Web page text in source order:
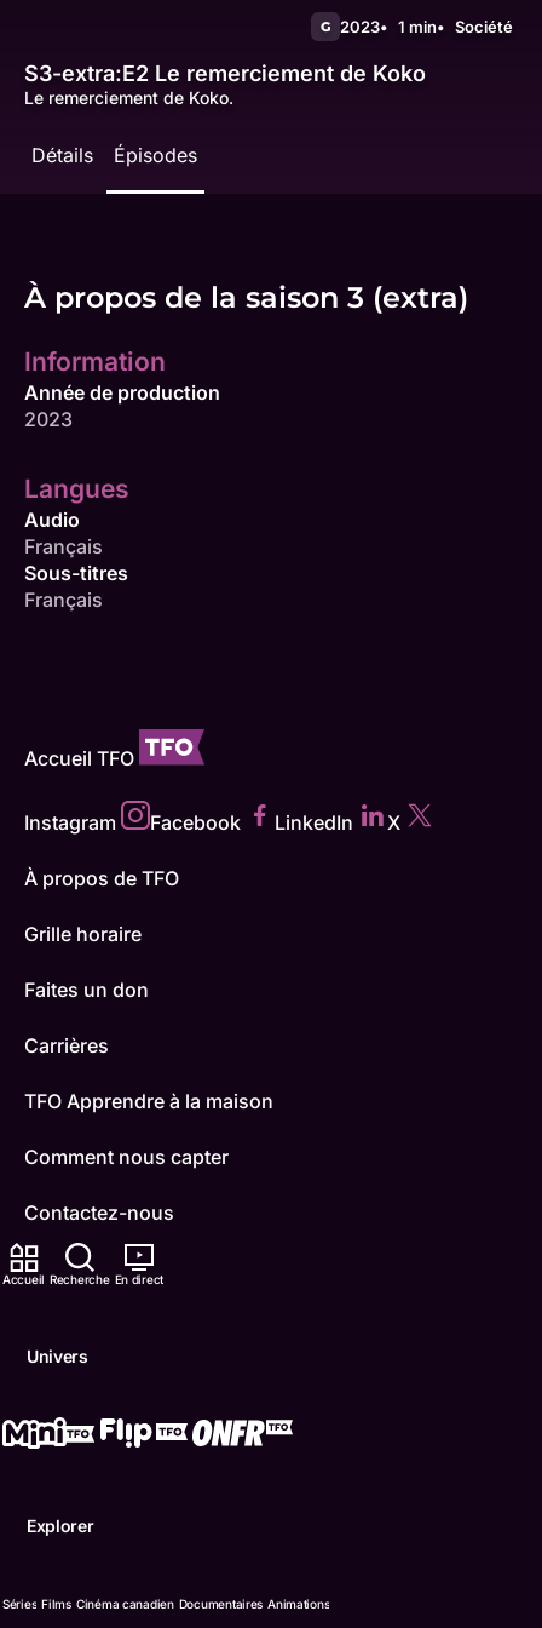
Accueil Recherche En direct
Univers
Explorer
Séries Films Cinéma canadien Documentaires Animations
G 2023 1 min Société
S3-extra:E2 Le remerciement de Koko
Le remerciement de Koko.
Détails Épisodes
À propos de la saison 3 (extra)
Information
Année de production
2023
Langues
Audio
Français
Sous-titres
Français
Accueil TFO
Instagram Facebook LinkedIn X
À propos de TFO
Grille horaire
Faites un don
Carrières
TFO Apprendre à la maison
Comment nous capter
Contactez-nous
ONFR
Conditions d'utilisation
© Office des télécommunications éducatives de langue